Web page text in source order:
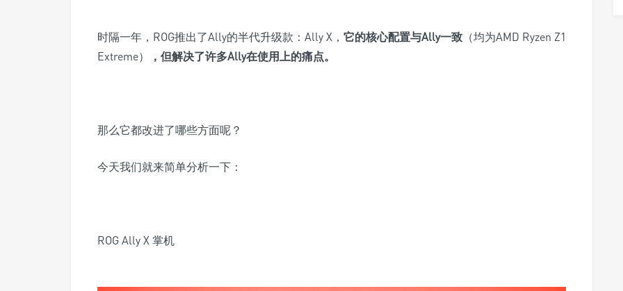
时隔一年，ROG推出了Ally的半代升级款： Ally X ， 它的核心配置与Ally一致 （均为AMD Ryzen Z1
Extreme）
，但解决了许多Ally在使用上的痛点。
那么它都改进了哪些方面呢？
今天我们就来简单分析一下：
ROG Ally X 掌机